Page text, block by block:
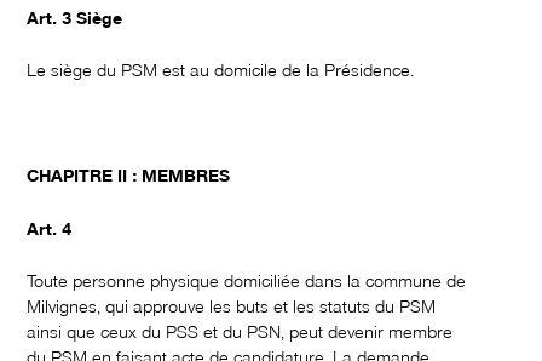
Art. 3 Siège
Le siège du PSM est au domicile de la Présidence.
CHAPITRE II : MEMBRES
Art. 4
Toute personne physique domiciliée dans la commune de
Milvignes, qui approuve les buts et les statuts du PSM
ainsi que ceux du PSS et du PSN, peut devenir membre
du PSM en faisant acte de candidature. La demande